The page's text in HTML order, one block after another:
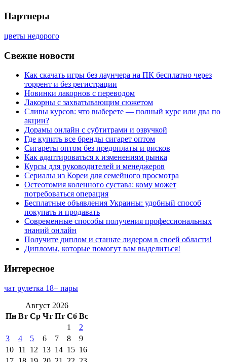
Партнеры
цветы недорого
Свежие новости
Как скачать игры без лаунчера на ПК бесплатно через
торрент и без регистрации
Новинки лакорнов с переводом
Лакорны с захватывающим сюжетом
Сливы курсов: что выберете — полный курс или два по
акции?
Дорамы онлайн с субтитрами и озвучкой
Где купить все бренды сигарет оптом
Сигареты оптом без предоплаты и рисков
Как адаптироваться к изменениям рынка
Курсы для руководителей и менеджеров
Сериалы из Кореи для семейного просмотра
Остеотомия коленного сустава: кому может
потребоваться операция
Бесплатные объявления Украины: удобный способ
покупать и продавать
Современные способы получения профессиональных
знаний онлайн
Получите диплом и станьте лидером в своей области!
Дипломы, которые помогут вам выделиться!
Интересное
чат рулетка 18+ пары
Август 2026
Пн Вт Ср Чт Пт Сб Вс
1
2
3
4 5 6 7 8
9
10 11 12 13 14 15 16